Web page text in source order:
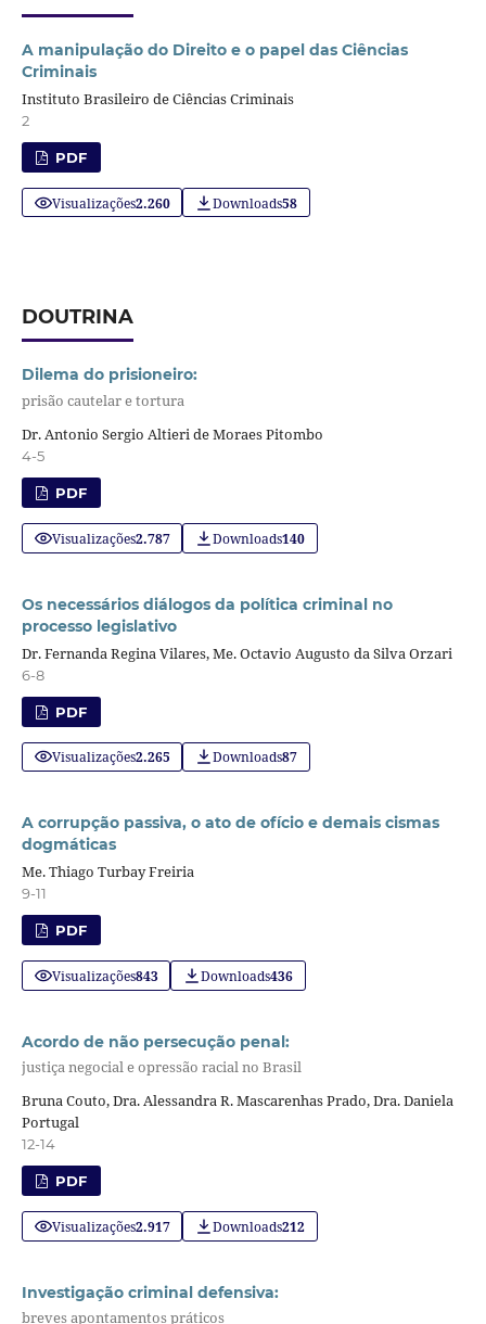
A manipulação do Direito e o papel das Ciências
Criminais
Instituto Brasileiro de Ciências Criminais
2
PDF
Visualizações2.260 Downloads58
DOUTRINA
Dilema do prisioneiro:
prisão cautelar e tortura
Dr. Antonio Sergio Altieri de Moraes Pitombo
4-5
PDF
Visualizações2.787 Downloads140
Os necessários diálogos da política criminal no
processo legislativo
Dr. Fernanda Regina Vilares, Me. Octavio Augusto da Silva Orzari
6-8
PDF
Visualizações2.265 Downloads87
A corrupção passiva, o ato de ofício e demais cismas
dogmáticas
Me. Thiago Turbay Freiria
9-11
PDF
Visualizações843 Downloads436
Acordo de não persecução penal:
justiça negocial e opressão racial no Brasil
Bruna Couto, Dra. Alessandra R. Mascarenhas Prado, Dra. Daniela
Portugal
12-14
PDF
Visualizações2.917 Downloads212
Investigação criminal defensiva:
breves apontamentos práticos